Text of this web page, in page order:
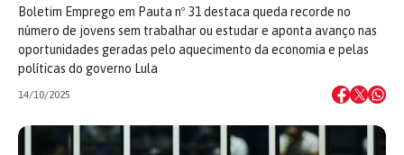
Boletim Emprego em Pauta nº 31 destaca queda recorde no
número de jovens sem trabalhar ou estudar e aponta avanço nas
oportunidades geradas pelo aquecimento da economia e pelas
políticas do governo Lula
14/10/2025